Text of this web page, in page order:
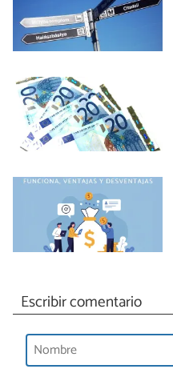
Escribir comentario